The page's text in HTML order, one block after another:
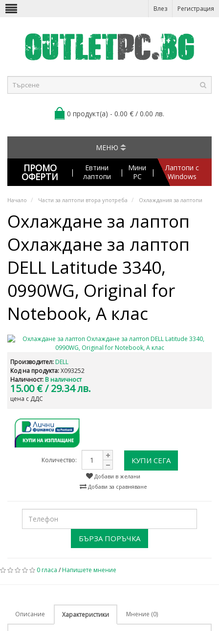
Влез Регистрация
0 продукт(а) - 0.00 € / 0.00 лв.
МЕНЮ
ПРОМО
ОФЕРТИ |
Евтини
лаптопи
|
Мини
PC
|
Лаптопи с
Windows
Начало Части за лаптопи втора употреба Охлаждания за лаптопи
Охлаждане за лаптоп
Охлаждане за лаптоп
DELL Latitude 3340,
0990WG, Original for
Notebook, А клас
Производител: DELL
Код на продукта:X093252
Наличност: В наличност
15.00 €/ 29.34 лв.
цена с ДДС
Количество: КУПИ СЕГА
Добави в желани
Добави за сравняване
БЪРЗА ПОРЪЧКА
0 гласа /Напишете мнение
Описание Характеристики Мнение (0)